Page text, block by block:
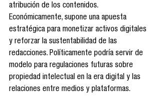
atribución de los contenidos.
Económicamente, supone una apuesta
estratégica para monetizar activos digitales
y reforzar la sustentabilidad de las
redacciones. Políticamente podría servir de
modelo para regulaciones futuras sobre
propiedad intelectual en la era digital y las
relaciones entre medios y plataformas.